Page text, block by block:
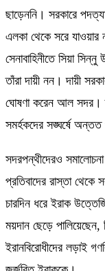
ছাড়েননি। সরকারে
এলকা থেকে সরে যাওয়ার
সেনাবাহিনীতে সিয়া
তাঁরা দায়ী নন। দায়ী
ঘোষণা করেন আল সদর।
সমর্হকদের সঙ্ঘর্ষে
সদরপন্থীদেরও
প্রতিবাদের রাস্তা থেকে
চারদিন ধরে ইরাক
ময়দান ছেড়ে
ইরানবিরোধীদের লড়াই